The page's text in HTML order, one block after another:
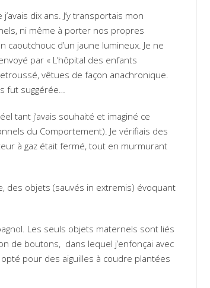
dix ans. J’y transportais mon
ni même à porter nos propres
d’un jaune lumineux. Je ne
par « L’hôpital des enfants
vêtues de façon anachronique.
fut suggérée…
tant j’avais souhaité et imaginé ce
du Comportement). Je vérifiais des
à gaz était fermé, tout en murmurant
des objets (sauvés in extremis) évoquant
Les seuls objets maternels sont liés
de boutons, dans lequel j’enfonçai avec
pour des aiguilles à coudre plantées